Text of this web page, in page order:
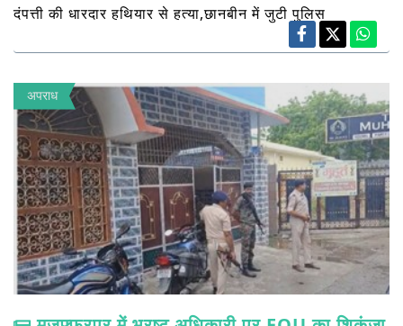
दंपत्ती की धारदार हथियार से हत्या,छानबीन में जुटी पुलिस
अपराध